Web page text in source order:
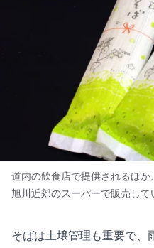
道内の飲食店で提供されるほ
旭川近郊のスーパーで販売して
そばは土壌管理も重要で、